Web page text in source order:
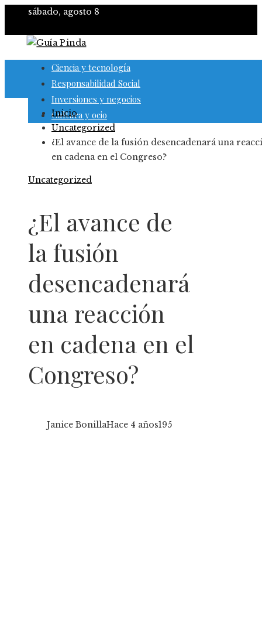
sábado, agosto 8
Ciencia y tecnología
Responsabilidad Social
Inversiones y negocios
Cultura y ocio
Inicio
Uncategorized
¿El avance de la fusión desencadenará una
en cadena en el Congreso?
Uncategorized
¿El avance de
la fusión
desencadenará
una reacción
en cadena en el
Congreso?
Janice BonillaHace 4 años195